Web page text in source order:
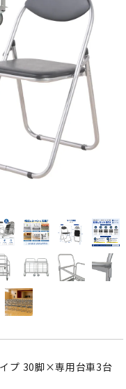
プ 30脚×専用台車3台